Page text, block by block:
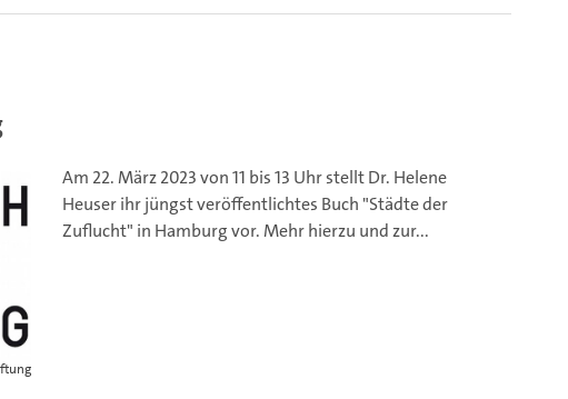
Am 22. März 2023 von 11 bis 13 Uhr stellt Dr. Helene
Heuser ihr jüngst veröffentlichtes Buch "Städte der
Zuflucht" in Hamburg vor.Mehr hierzu und zur...